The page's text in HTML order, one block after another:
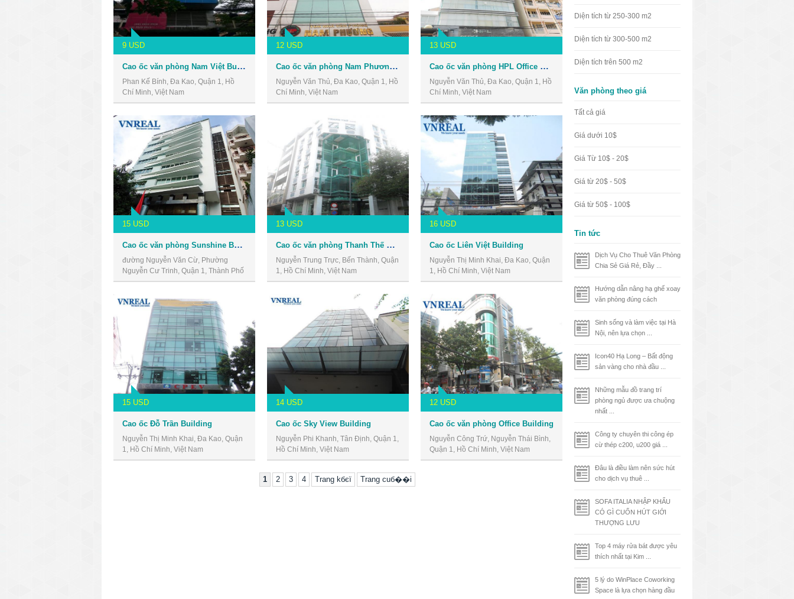
9 USD
Cao ốc văn phòng Nam Việt Building
Phan Kế Bính, Đa Kao, Quận 1, Hồ
Chí Minh, Việt Nam
12 USD
Cao ốc văn phòng Nam Phương Building
Nguyễn Văn Thủ, Đa Kao, Quận 1, Hồ
Chí Minh, Việt Nam
13 USD
Cao ốc văn phòng HPL Office Building
Nguyễn Văn Thủ, Đa Kao, Quận 1, Hồ
Chí Minh, Việt Nam
15 USD
Cao ốc văn phòng Sunshine Building
đường Nguyễn Văn Cừ, Phường
Nguyễn Cư Trinh, Quận 1, Thành Phố
Hồ Chí Minh
13 USD
Cao ốc văn phòng Thanh Thế Plaza
Nguyễn Trung Trực, Bến Thành, Quận
1, Hồ Chí Minh, Việt Nam
16 USD
Cao ốc Liên Việt Building
Nguyễn Thị Minh Khai, Đa Kao, Quận
1, Hồ Chí Minh, Việt Nam
15 USD
Cao ốc Đỗ Trần Building
Nguyễn Thị Minh Khai, Đa Kao, Quận
1, Hồ Chí Minh, Việt Nam
14 USD
Cao ốc Sky View Building
Nguyễn Phi Khanh, Tân Định, Quận 1,
Hồ Chí Minh, Việt Nam
12 USD
Cao ốc văn phòng Office Building
Nguyễn Công Trứ, Nguyễn Thái Bình,
Quận 1, Hồ Chí Minh, Việt Nam
1 2 3 4 Trang kбєї Trang cuб��i
Diện tích từ 250-300 m2
Diện tích từ 300-500 m2
Diện tích trên 500 m2
Văn phòng theo giá
Tất cả giá
Giá dưới 10$
Giá Từ 10$ - 20$
Giá từ 20$ - 50$
Giá từ 50$ - 100$
Tin tức
Dịch Vụ Cho Thuê Văn Phòng
Chia Sẻ Giá Rẻ, Đầy ...
Hướng dẫn nâng hạ ghế xoay
văn phòng đúng cách
Sinh sống và làm việc tại Hà
Nội, nên lựa chọn ...
Icon40 Hạ Long – Bất động
sản vàng cho nhà đầu ...
Những mẫu đồ trang trí
phòng ngủ được ưa chuộng
nhất ...
Công ty chuyên thi công ép
cừ thép c200, u200 giá ...
Đâu là điều làm nên sức hút
cho dịch vụ thuê ...
SOFA ITALIA NHẬP KHẨU
CÓ GÌ CUỐN HÚT GIỚI
THƯỢNG LƯU
Top 4 máy rửa bát được yêu
thích nhất tại Kim ...
5 lý do WinPlace Coworking
Space là lựa chọn hàng đầu